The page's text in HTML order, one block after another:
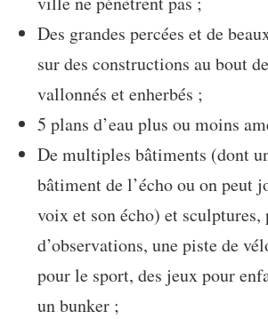
Des grandes percées et de
sur des constructions au bout
vallonnés et enherbés ;
5 plans d’eau plus ou moins
De multiples bâtiments (dont
bâtiment de l’écho ou on peut
voix et son écho) et sculptures,
d’observations, une piste de
pour le sport, des jeux pour
un bunker ;